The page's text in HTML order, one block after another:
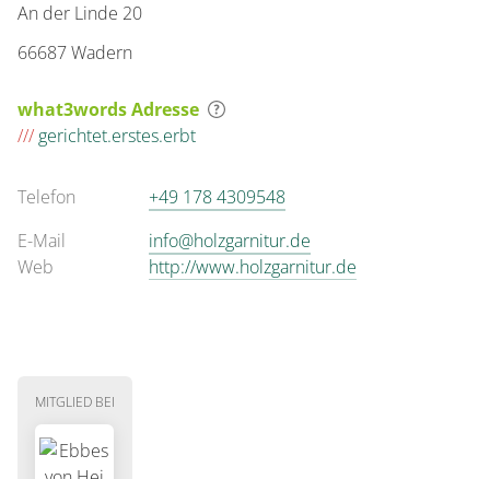
An der Linde 20
66687 Wadern
what3words Adresse
/// gerichtet.erstes.erbt
Telefon
+49 178 4309548
E-Mail
info@holzgarnitur.de
Web
http://www.holzgarnitur.de
MITGLIED BEI